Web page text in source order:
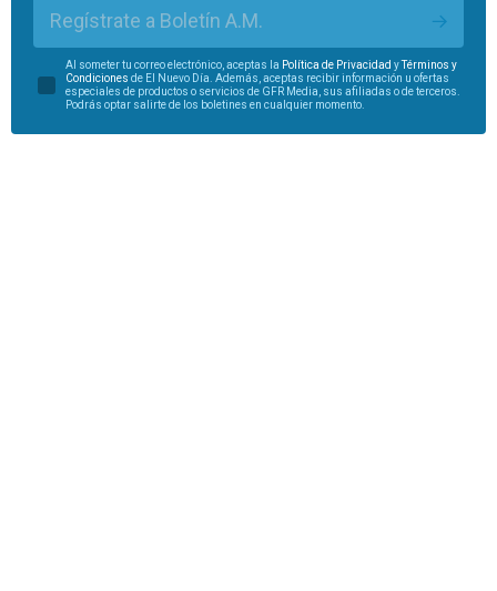
Regístrate a Boletín A.M.
Al someter tu correo electrónico, aceptas la Política de Privacidad yTérminos y
Condiciones de El Nuevo Día. Además, aceptas recibir información u ofertas
especiales de productos o servicios de GFR Media, sus afiliadas o de terceros.
Podrás optar salirte de los boletines en cualquier momento.